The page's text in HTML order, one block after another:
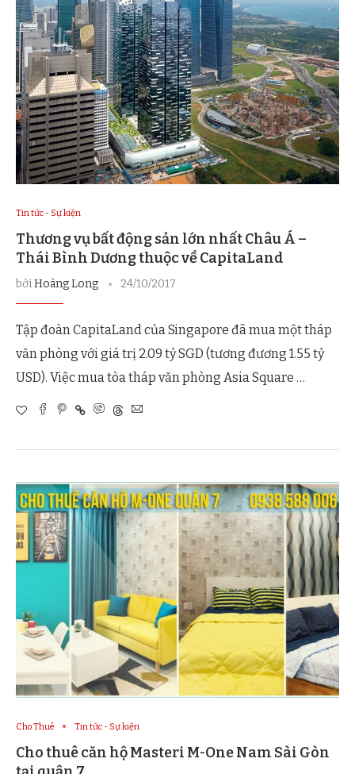
Tin tức - Sự kiện
Thương vụ bất động sản lớn nhất Châu Á –
Thái Bình Dương thuộc về CapitaLand
bởiHoàng Long 24/10/2017
Tập đoàn CapitaLand của Singapore đã mua một tháp
văn phòng với giá trị 2.09 tỷ SGD (tương đương 1.55 tỷ
USD). Việc mua tòa tháp văn phòng Asia Square …
Cho Thuê Tin tức - Sự kiện
Cho thuê căn hộ Masteri M-One Nam Sài Gòn